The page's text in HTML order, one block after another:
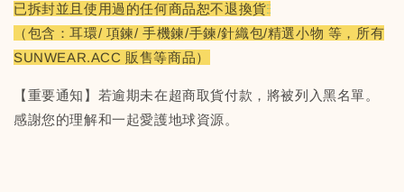
已拆封並且使用過的任何商品恕不退換貨
（包含：耳環/ 項鍊/ 手機鍊/手鍊/針織包/精選小物 等，所有
SUNWEAR.ACC 販售等商品）
【重要通知】若逾期未在超商取貨付款，將被列入黑名單。
感謝您的理解和一起愛護地球資源。